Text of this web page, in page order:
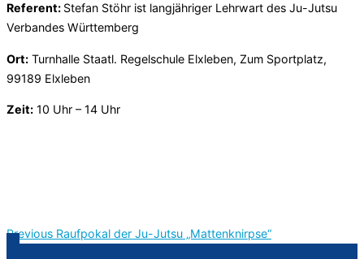
Referent: Stefan Stöhr ist langjähriger Lehrwart des Ju-Jutsu
Verbandes Württemberg
Ort: Turnhalle Staatl. Regelschule Elxleben, Zum Sportplatz,
99189 Elxleben
Zeit: 10 Uhr – 14 Uhr
Beitragsnavigation
Previous
Previous Raufpokal der Ju-Jutsu „Mattenknirpse“